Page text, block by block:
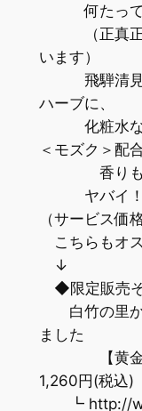
何たって、
（正真正銘
います）
飛騨清見で
ハーブに、
化粧水など
＜モズク＞配合
香りも、
ヤバイ！
（サービス価
こちらもオ
↓
◆限定販売
白竹の里か
ました
【黄金の
1,260円(税込)
┗ http://